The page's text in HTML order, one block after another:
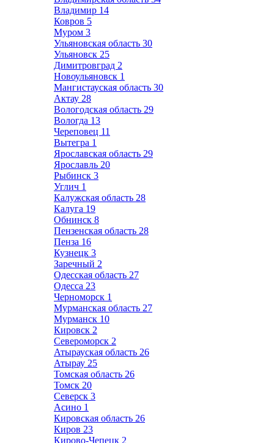
Владимир 14
Ковров 5
Муром 3
Ульяновская область 30
Ульяновск 25
Димитровград 2
Новоульяновск 1
Мангистауская область 30
Актау 28
Вологодская область 29
Вологда 13
Череповец 11
Вытегра 1
Ярославская область 29
Ярославль 20
Рыбинск 3
Углич 1
Калужская область 28
Калуга 19
Обнинск 8
Пензенская область 28
Пенза 16
Кузнецк 3
Заречный 2
Одесская область 27
Одесса 23
Черноморск 1
Мурманская область 27
Мурманск 10
Кировск 2
Североморск 2
Атырауская область 26
Атырау 25
Томская область 26
Томск 20
Северск 3
Асино 1
Кировская область 26
Киров 23
Кирово-Чепецк 2